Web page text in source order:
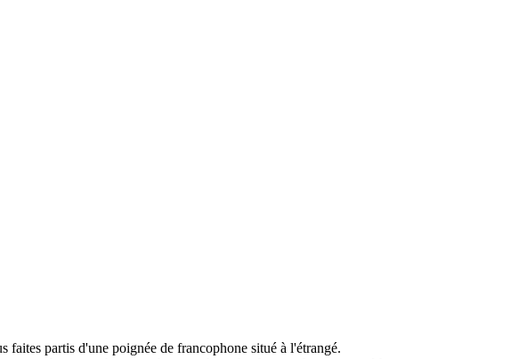
faites partis d'une poignée de francophone situé à l'étrangé.